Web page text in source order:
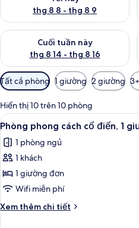
thg 8 8 - thg 8 9
Cuối tuần này
thg 8 14 - thg 8 16
Kiểm tra lượng phòng cuối tuần
Bộ
lọc
có
thể
dùng
để
lọc
tìm
phòng
Tất cả phòng 1 giường 2 giường
Hiển thị 10 trên 10 phòng
Xem
tất
cả
ảnh
Phòng
phong
cách
cổ
13
Phòng phong cách cổ điển, 1
1 phòng ngủ
1 khách
1 giường đơn
Wifi miễn phí
Xem thêm chi tiết
Chi